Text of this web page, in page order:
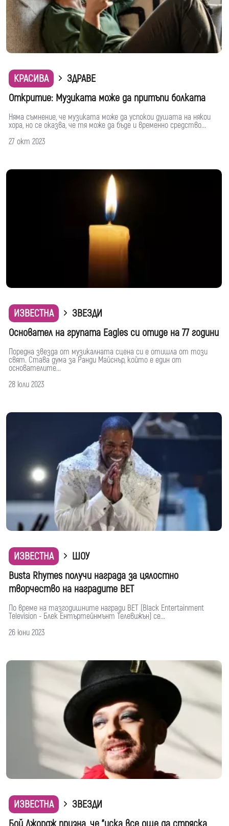
КРАСИВА
ЗДРАВЕ
Откритие: Музиката може да притъпи болката
Няма съмнение, че музиката може да успокои душата на някои
хора, но се оказва, че тя може да бъде и временно средство...
27 окт 2023
ИЗВЕСТНА
ЗВЕЗДИ
Основател на групата Eagles си отиде на 77 години
Поредна звезда от музикалната сцена си е отишла от този
свят. Става дума за Ранди Майснър, който е един от
основателите...
28 юли 2023
ИЗВЕСТНА
ШОУ
Busta Rhymes получи награда за цялостно
творчество на наградите BET
По време на тазгодишните награди BET (Black Entertainment
Television - Блек Ентъртейнмънт Телевижън) се...
26 юни 2023
ИЗВЕСТНА
ЗВЕЗДИ